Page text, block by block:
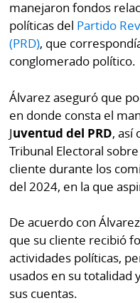
manejaron fondos
políticas del Partido
(PRD), que
conglomerado político.
Álvarez aseguró que
en donde consta el
Juventud del PRD, así
Tribunal Electoral
cliente durante los
del 2024, en la que
De acuerdo con
que su cliente recibió
actividades políticas,
usados en su totalidad
sus cuentas.